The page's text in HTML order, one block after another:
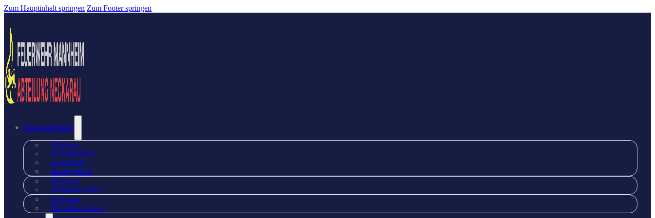
Zum Hauptinhalt springen Zum Footer springen
Einsatzabteilung
Über uns
Komandanten
Geschichte
Bautagebuch
Über uns
Dropdown link 2
Über uns
Dropdown link 2